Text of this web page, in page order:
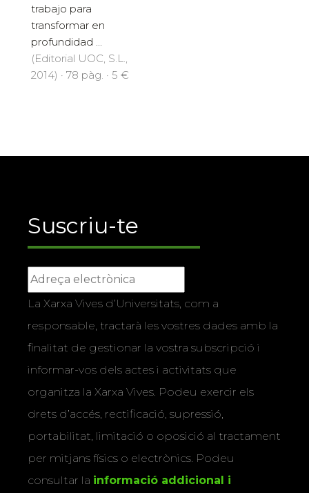
trabajo para
transformar en
profundidad ...
(Editorial UOC, S.L.,
2014) · 78 pàg. · 5 €
Suscriu-te
La Xarxa Vives d’Universitats, com a
responsable, tractarà les vostres dades amb la
finalitat de gestionar la vostra subscripció i
informar-vos dels actes i activitats que
organitza la Xarxa Vives. Podeu exercir els
drets d’accés, rectificació, supressió,
portabilitat, limitació o oposició al tractament
per mitjans físics o electrònics. Podeu
consultar la informació addicional i